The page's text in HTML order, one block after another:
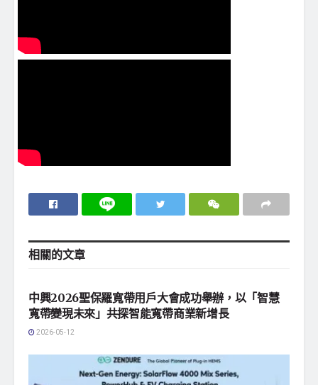
相關的文章
中興2026聖保羅寬帶用戶大會成功舉辦，以「智慧
寬帶變現未來」共探智能寬帶商業新增長
2026-05-12